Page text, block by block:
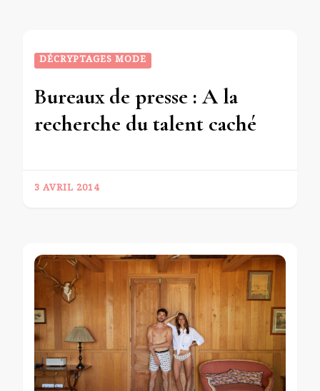
DÉCRYPTAGES MODE
Bureaux de presse : A la
recherche du talent caché
3 AVRIL 2014